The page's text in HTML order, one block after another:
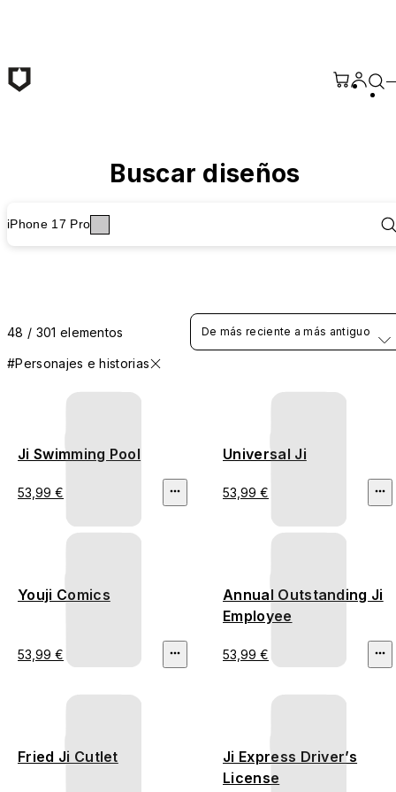
Buscar diseños
iPhone 17 Pro
48 / 301 elementos
#Personajes e historias
De más reciente a más antiguo
Ji Swimming Pool
53,99 €
Universal Ji
53,99 €
Youji Comics
53,99 €
Annual Outstanding Ji
Employee
53,99 €
Fried Ji Cutlet
Ji Express Driver’s
License